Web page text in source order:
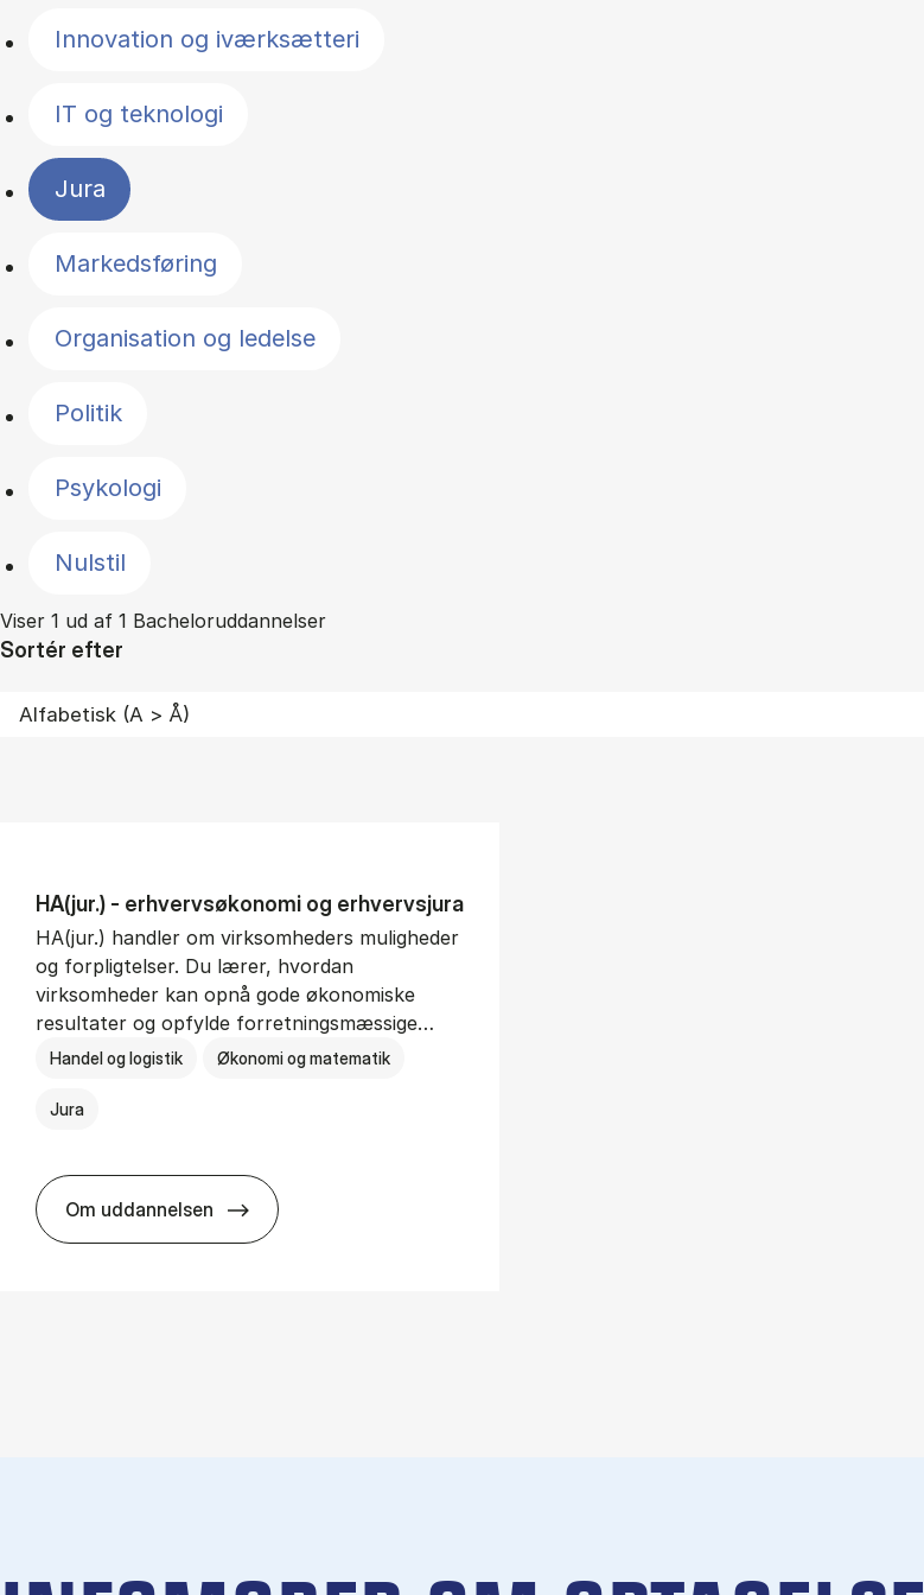
Innovation og iværksætteri
IT og teknologi
Jura
Markedsføring
Organisation og ledelse
Politik
Psykologi
Nulstil
Viser 1 ud af 1 Bacheloruddannelser
Sortér efter
HA(jur.) - erhvervs­økonomi og erhvervs­jura
HA(jur.) handler om virksomheders muligheder
og forpligtelser. Du lærer, hvordan
virksomheder kan opnå gode økonomiske
resultater og opfylde forretningsmæssige…
Handel og logistik Økonomi og matematik
Jura
Om uddannelsen
HA(jur.) - erhvervs­økonomi og erhvervs­jura